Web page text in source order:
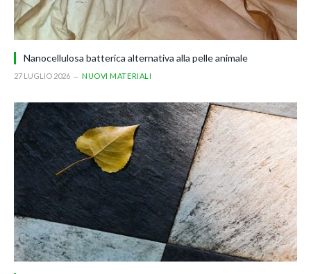
Nanocellulosa batterica alternativa alla pelle animale
27 LUGLIO 2026 NUOVI MATERIALI